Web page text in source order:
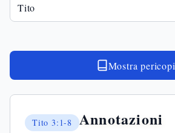
Tito
Mostra pericopi
Tito 3:1-8 Annotazioni